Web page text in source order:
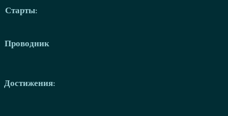
Старты:
Проводник
Достижения: